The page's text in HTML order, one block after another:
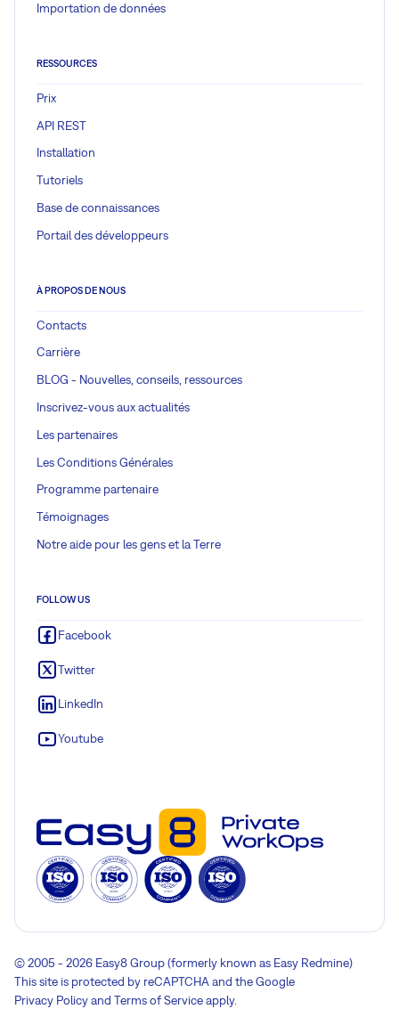
Importation de données
RESSOURCES
Prix
API REST
Installation
Tutoriels
Base de connaissances
Portail des développeurs
À PROPOS DE NOUS
Contacts
Carrière
BLOG - Nouvelles, conseils, ressources
Inscrivez-vous aux actualités
Les partenaires
Les Conditions Générales
Programme partenaire
Témoignages
Notre aide pour les gens et la Terre
FOLLOW US
Facebook
Twitter
LinkedIn
Youtube
© 2005 - 2026 Easy8 Group (formerly known as Easy Redmine)
This site is protected by reCAPTCHA and the Google
Privacy Policyand Terms of Serviceapply.